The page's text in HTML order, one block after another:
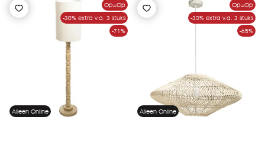
Op=Op
-30% extra v.a. 3 stuks
-71%
Alleen Online
Op=Op
-30% extra v.a. 3 stuks
-65%
Alleen Online